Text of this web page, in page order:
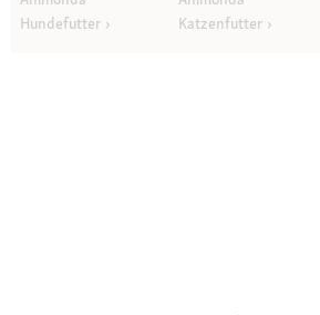
Hundefutter
Katzenfutter